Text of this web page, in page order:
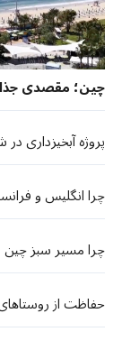
چین؛ مقصدی
پروژه آبخیزداری
چرا انگلیس و
چرا مسیر سبز چین
حفاظت از